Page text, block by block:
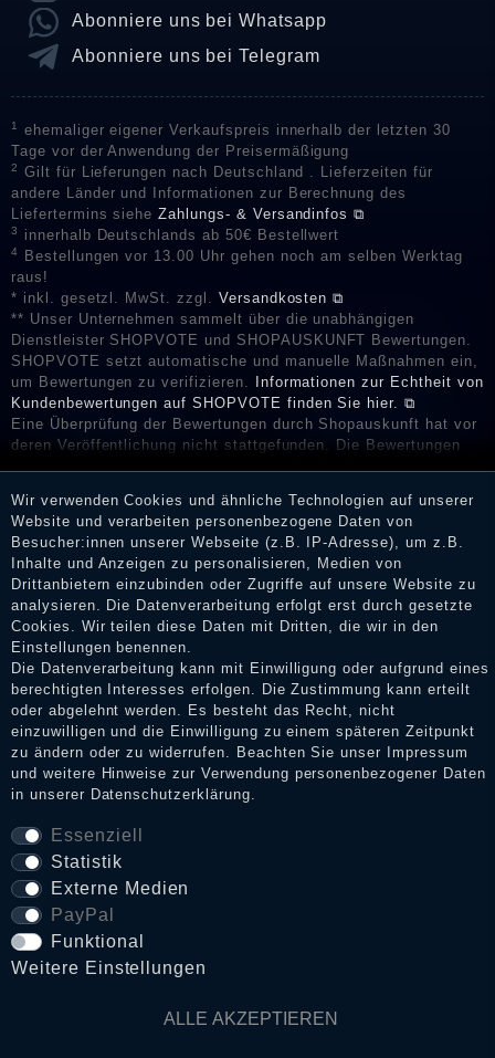
Abonniere uns bei Whatsapp
Abonniere uns bei Telegram
1
ehemaliger eigener Verkaufspreis innerhalb der letzten 30
Tage vor der Anwendung der Preisermäßigung
2
Gilt für Lieferungen nach Deutschland . Lieferzeiten für
andere Länder und Informationen zur Berechnung des
Liefertermins sieheZahlungs- & Versandinfos ⧉
3 innerhalb Deutschlands ab 50€ Bestellwert
4
Bestellungen vor 13.00 Uhr gehen noch am selben Werktag
raus!
* inkl. gesetzl. MwSt. zzgl. Versandkosten ⧉
** Unser Unternehmen sammelt über die unabhängigen
Dienstleister SHOPVOTE und SHOPAUSKUNFT Bewertungen.
SHOPVOTE setzt automatische und manuelle Maßnahmen ein,
um Bewertungen zu verifizieren.
Informationen zur Echtheit von
Kundenbewertungen auf SHOPVOTE finden Sie hier. ⧉
Eine Überprüfung der Bewertungen durch Shopauskunft hat vor
deren Veröffentlichung nicht stattgefunden. Die Bewertungen
Erhalt einer Benachrichtigungs-E-Mail können Händler die
Bewertungen verifizieren und über die erfolgte Verifizierung im
Shop informieren.
Impressum
Daten­schutz­erklärung
AGB
Widerrufs­recht
VERTRAG WIDERRUFEN
Wir verwenden Cookies und ähnliche Technologien auf unserer
Website und verarbeiten personenbezogene Daten von
Besucher:innen unserer Webseite (z.B. IP-Adresse), um z.B.
Inhalte und Anzeigen zu personalisieren, Medien von
Drittanbietern einzubinden oder Zugriffe auf unsere Website zu
analysieren. Die Datenverarbeitung erfolgt erst durch gesetzte
Cookies. Wir teilen diese Daten mit Dritten, die wir in den
Einstellungen benennen.
Die Datenverarbeitung kann mit Einwilligung oder aufgrund eines
berechtigten Interesses erfolgen. Die Zustimmung kann erteilt
oder abgelehnt werden. Es besteht das Recht, nicht
einzuwilligen und die Einwilligung zu einem späteren Zeitpunkt
zu ändern oder zu widerrufen. Beachten Sie unser
Impressum
und weitere Hinweise zur Verwendung personenbezogener Daten
in unserer Daten­schutz­erklärung.
Essenziell
Statistik
Externe Medien
PayPal
Funktional
Weitere Einstellungen
ALLE AKZEPTIEREN